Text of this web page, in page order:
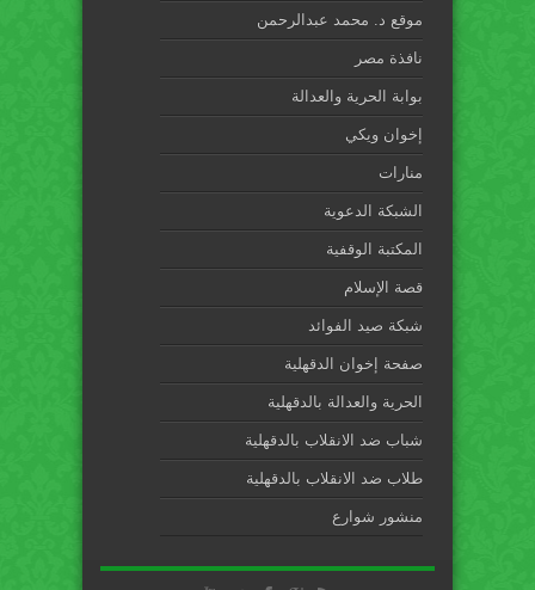
موقع د. محمد عبدالرحمن
نافذة مصر
بوابة الحرية والعدالة
إخوان ويكي
منارات
الشبكة الدعوية
المكتبة الوقفية
قصة الإسلام
شبكة صيد الفوائد
صفحة إخوان الدقهلية
الحرية والعدالة بالدقهلية
شباب ضد الانقلاب بالدقهلية
طلاب ضد الانقلاب بالدقهلية
منشور شوارع